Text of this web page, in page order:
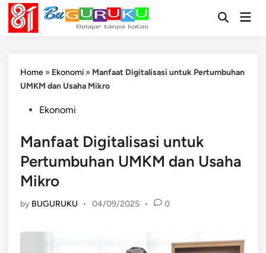
Skip
content
OpenMain
Home » Ekonomi » Manfaat Digitalisasi untuk Pertumbuhan
UMKM dan Usaha Mikro
PostedEkonomi
Manfaat Digitalisasi untuk
Pertumbuhan UMKM dan Usaha
Mikro
by BUGURUKU • 04/09/2025 • 0